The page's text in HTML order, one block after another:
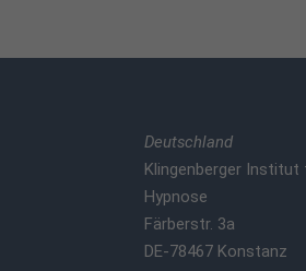
Deutschland
Klingenberger Institut
Hypnose
Färberstr. 3a
DE-78467 Konstanz